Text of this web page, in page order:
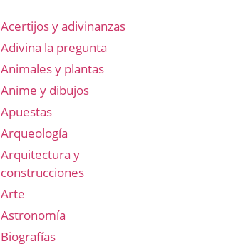
Acertijos y adivinanzas
Adivina la pregunta
Animales y plantas
Anime y dibujos
Apuestas
Arqueología
Arquitectura y
construcciones
Arte
Astronomía
Biografías